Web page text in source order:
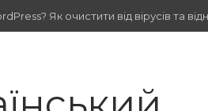
Як очистити від вірусів та